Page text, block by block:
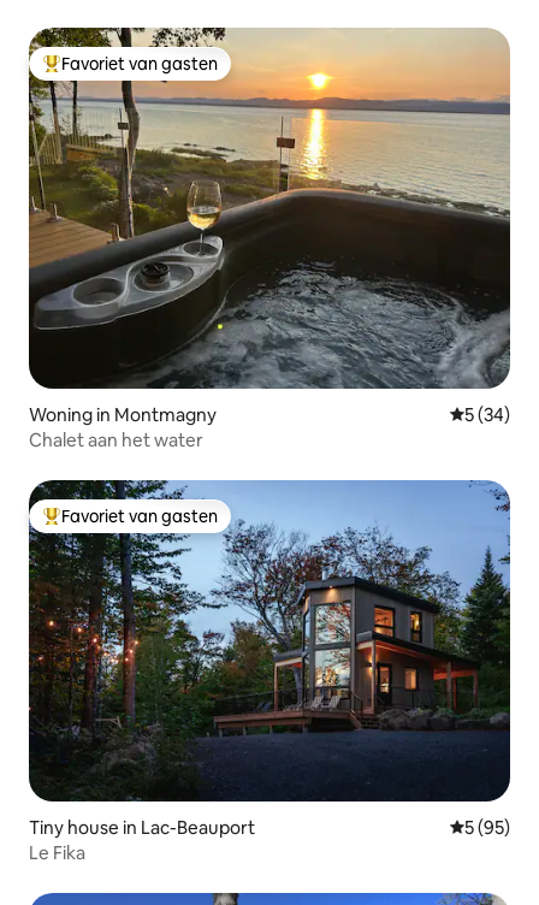
Topfavoriet van gasten
Favoriet van gasten
Woning in Montmagny
5 (34)
Chalet aan het water
Topfavoriet van gasten
Favoriet van gasten
Tiny house in Lac-Beauport
5 (95)
Le Fika